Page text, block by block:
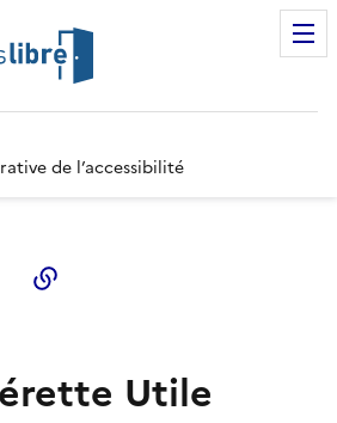
de l’accessibilité
Twitter)
Linkedin
Utile